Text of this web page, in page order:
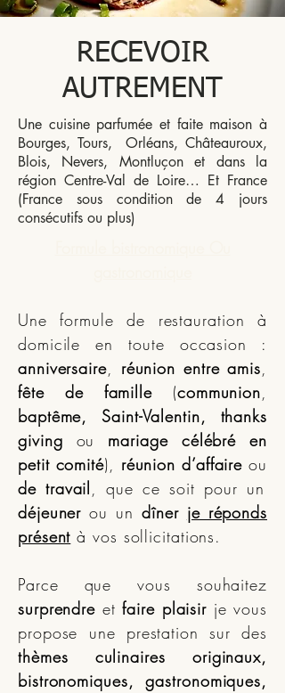
RECEVOIR
AUTREMENT
Une cuisine parfumée et faite maison à
Bourges, Tours, Orléans, Châteauroux,
Blois, Nevers, Montluçon et dans la
région Centre-Val de Loire… Et France
(France sous condition de 4 jours
consécutifs ou plus)
Une formule de restauration à
domicile en toute occasion :
anniversaire, réunion entre amis,
fête de famille(communion,
baptême, Saint-Valentin, thanks
giving ou mariage célébré en
petit comité), réunion d’affaireou
de travail, que ce soit pour un
déjeunerou undîner je réponds
présent à vos sollicitations.
Parce que vous souhaitez
surprendre etfaire plaisir je vous
propose une prestation sur des
thèmes culinaires originaux,
bistronomiques, gastronomiques,